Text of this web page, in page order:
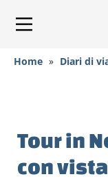
Home » Diari di
Tour in
con